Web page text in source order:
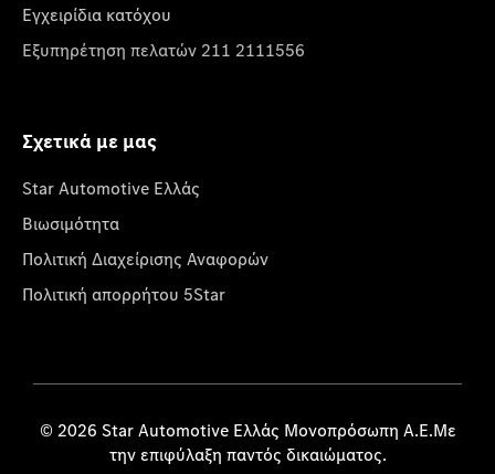
Εγχειρίδια κατόχου
Εξυπηρέτηση πελατών 211 2111556
Σχετικά με μας
Star Automotive Ελλάς
Βιωσιμότητα
Πολιτική Διαχείρισης Αναφορών
Πολιτική απορρήτου 5Star
© 2026 Star Automotive Ελλάς Μονοπρόσωπη Α.Ε.Με
την επιφύλαξη παντός δικαιώματος.